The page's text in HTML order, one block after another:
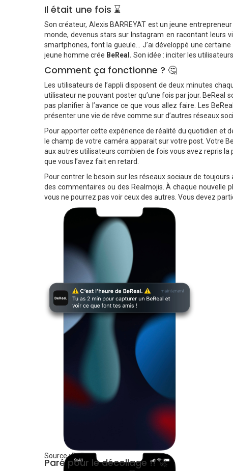
Il était une fois ⌛
Son créateur, Alexis BARREYAT est un jeune
monde, devenus stars sur Instagram en racontant leurs
smartphones, font la gueule… J’ai développé une
jeune homme crée BeReal. Son idée : inciter les
Comment ça fonctionne ? 🤔
Les utilisateurs de l’appli disposent de deux minutes
utilisateur ne pouvant poster qu’une fois par jour.
pas planifier à l’avance ce que vous allez faire. Les
présenter une vie de rêve comme sur d’autres réseaux
Pour apporter cette expérience de réalité du quotidien et
le champ de votre caméra apparait sur votre post. Votre
aux autres utilisateurs combien de fois vous avez repris la
que vous l’avez fait en retard.
Pour contrer le besoin sur les réseaux sociaux de
des commentaires ou des Realmojis. À chaque nouvelle
vous ne pourrez pas voir ceux des autres. Vous devez
Source : BeReal
Paré pour le décollage !! 🚀